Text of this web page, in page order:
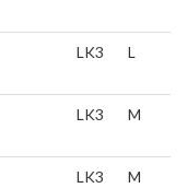
LK3 L
LK3 M
LK3 M